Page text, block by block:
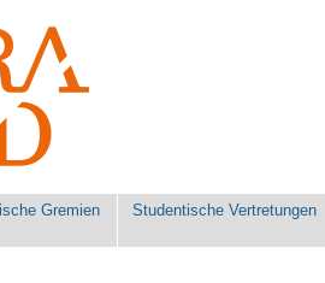
Gremien Studentische Vertretungen